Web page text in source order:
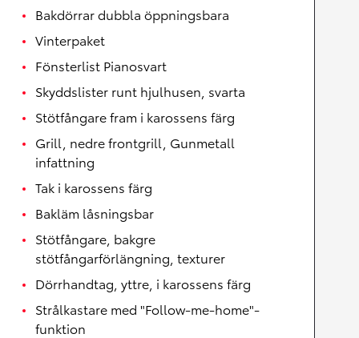
Bakdörrar dubbla öppningsbara
Vinterpaket
Fönsterlist Pianosvart
Skyddslister runt hjulhusen, svarta
Stötfångare fram i karossens färg
Grill, nedre frontgrill, Gunmetall
infattning
Tak i karossens färg
Bakläm låsningsbar
Stötfångare, bakgre
stötfångarförlängning, texturer
Dörrhandtag, yttre, i karossens färg
Strålkastare med "Follow-me-home"-
funktion